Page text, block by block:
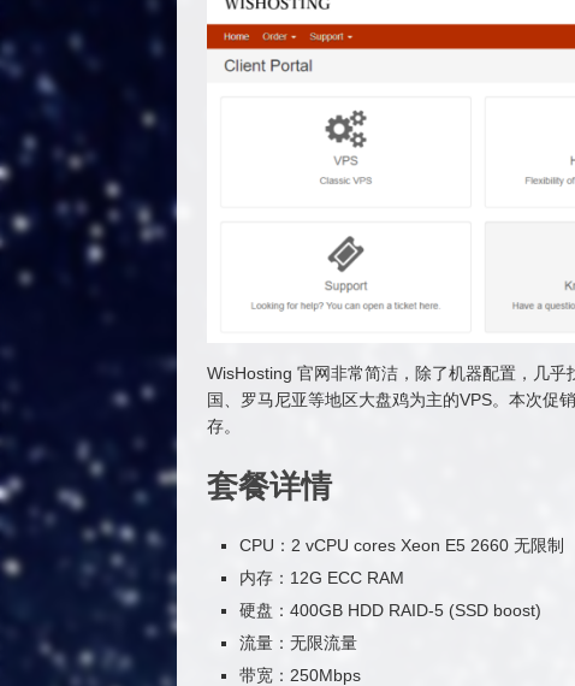
WisHosting 官网非常简洁，除了机器配置，几
国、罗马尼亚等地区大盘鸡为主的VPS。本次促
存。
套餐详情
CPU：2 vCPU cores Xeon E5 2660 无限制
内存：12G ECC RAM
硬盘：400GB HDD RAID-5 (SSD boost)
流量：无限流量
带宽：250Mbps